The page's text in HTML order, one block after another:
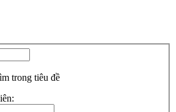
trong tiêu đề